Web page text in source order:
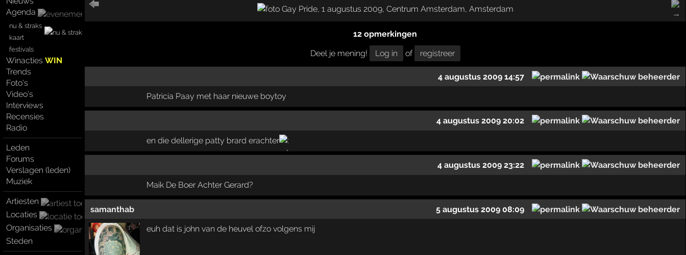
Agenda
nu & straks
kaart
festivals
WinactiesWIN
Trends
Foto's
Video's
Interviews
Recensies
Radio
Leden
Forums
Verslagen (leden)
Muziek
Artiesten
Locaties
Organisaties
Steden
12 opmerkingen
Deel je mening!
Log in of registreer
4 augustus 2009 14:57
Patricia Paay met haar nieuwe boytoy
4 augustus 2009 20:02
en die dellerige patty brard erachter
4 augustus 2009 23:22
Maik De Boer Achter Gerard?
samanthab 5 augustus 2009 08:09
euh dat is john van de heuvel ofzo volgens mij